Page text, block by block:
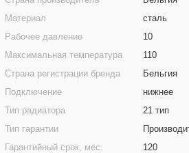
Материал
сталь
Рабочее давление
10
Максимальная температура
110
Страна регистрации бренда
Бельгия
Подключение
нижнее
Тип радиатора
21 тип
Тип гарантии
Гарантийный срок, мес.
120